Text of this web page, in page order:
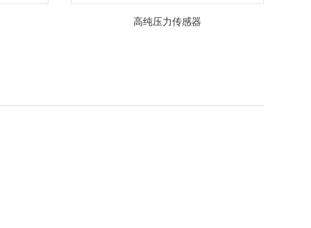
高纯压力传感器